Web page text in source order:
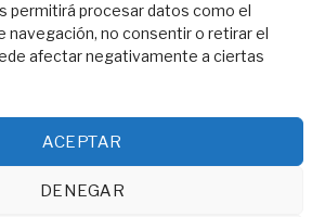
permitirá procesar datos como el
navegación, no consentir o retirar el
afectar negativamente a ciertas
ACEPTAR
DENEGAR